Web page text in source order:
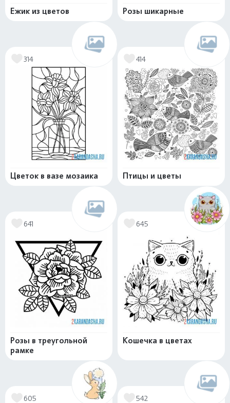
Ежик из цветов Розы шикарные
314
Цветок в вазе мозаика
414
Птицы и цветы
641
Розы в треугольной
рамке
645
Кошечка в цветах
605 542